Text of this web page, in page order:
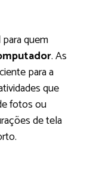
quem
. As
para a
que
fotos ou
de tela